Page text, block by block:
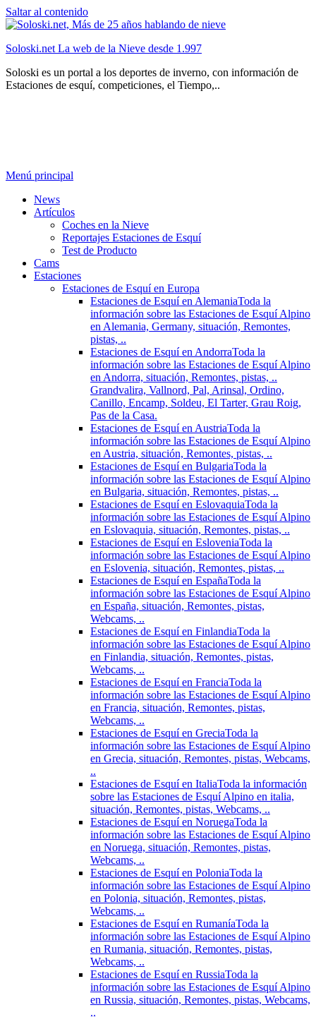
Saltar al contenido
Soloski.net La web de la Nieve desde 1.997
Soloski es un portal a los deportes de inverno, con información de
Estaciones de esquí, competiciones, el Tiempo,..
Menú principal
News
Artículos
Coches en la Nieve
Reportajes Estaciones de Esquí
Test de Producto
Cams
Estaciones
Estaciones de Esquí en Europa
Estaciones de Esquí en AlemaniaToda la
información sobre las Estaciones de Esquí Alpino
en Alemania, Germany, situación, Remontes,
pistas, ..
Estaciones de Esquí en AndorraToda la
información sobre las Estaciones de Esquí Alpino
en Andorra, situación, Remontes, pistas, ..
Grandvalira, Vallnord, Pal, Arinsal, Ordino,
Canillo, Encamp, Soldeu, El Tarter, Grau Roig,
Pas de la Casa.
Estaciones de Esquí en AustriaToda la
información sobre las Estaciones de Esquí Alpino
en Austria, situación, Remontes, pistas, ..
Estaciones de Esquí en BulgariaToda la
información sobre las Estaciones de Esquí Alpino
en Bulgaria, situación, Remontes, pistas, ..
Estaciones de Esquí en EslovaquiaToda la
información sobre las Estaciones de Esquí Alpino
en Eslovaquia, situación, Remontes, pistas, ..
Estaciones de Esquí en EsloveniaToda la
información sobre las Estaciones de Esquí Alpino
en Eslovenia, situación, Remontes, pistas, ..
Estaciones de Esquí en EspañaToda la
información sobre las Estaciones de Esquí Alpino
en España, situación, Remontes, pistas,
Webcams, ..
Estaciones de Esquí en FinlandiaToda la
información sobre las Estaciones de Esquí Alpino
en Finlandia, situación, Remontes, pistas,
Webcams, ..
Estaciones de Esquí en FranciaToda la
información sobre las Estaciones de Esquí Alpino
en Francia, situación, Remontes, pistas,
Webcams, ..
Estaciones de Esquí en GreciaToda la
información sobre las Estaciones de Esquí Alpino
en Grecia, situación, Remontes, pistas, Webcams,
..
Estaciones de Esquí en ItaliaToda la información
sobre las Estaciones de Esquí Alpino en italia,
situación, Remontes, pistas, Webcams, ..
Estaciones de Esquí en NoruegaToda la
información sobre las Estaciones de Esquí Alpino
en Noruega, situación, Remontes, pistas,
Webcams, ..
Estaciones de Esquí en PoloniaToda la
información sobre las Estaciones de Esquí Alpino
en Polonia, situación, Remontes, pistas,
Webcams, ..
Estaciones de Esquí en RumaníaToda la
información sobre las Estaciones de Esquí Alpino
en Rumania, situación, Remontes, pistas,
Webcams, ..
Estaciones de Esquí en RussiaToda la
información sobre las Estaciones de Esquí Alpino
en Russia, situación, Remontes, pistas, Webcams,
..